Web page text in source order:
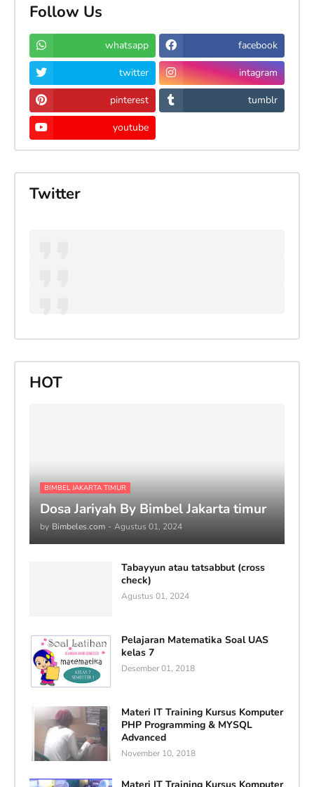
Follow Us
whatsapp facebook
twitter intagram
pinterest tumblr
youtube
Twitter
HOT
BIMBEL JAKARTA TIMUR
Dosa Jariyah By Bimbel Jakarta timur
by Bimbeles.com - Agustus 01, 2024
Tabayyun atau tatsabbut (cross
check)
Agustus 01, 2024
Pelajaran Matematika Soal UAS
kelas 7
Desember 01, 2018
Materi IT Training Kursus Komputer
PHP Programming & MYSQL
Advanced
November 10, 2018